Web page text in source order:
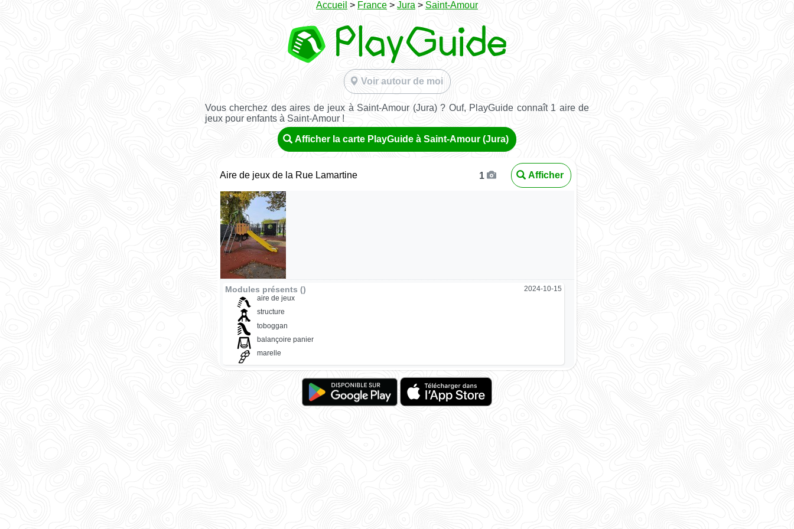
Accueil > France > Jura > Saint-Amour
Voir autour de moi
Vous cherchez des aires de jeux à Saint-Amour (Jura) ? Ouf, PlayGuide connaît 1 aire de
jeux pour enfants à Saint-Amour !
Afficher la carte PlayGuide à Saint-Amour (Jura)
Aire de jeux de la Rue Lamartine 1 Afficher
Modules présents () 2024-10-15
aire de jeux
structure
toboggan
balançoire panier
marelle